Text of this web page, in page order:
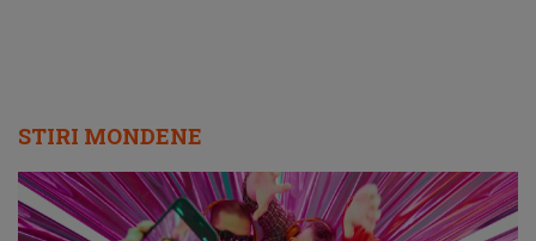
STIRI MONDENE